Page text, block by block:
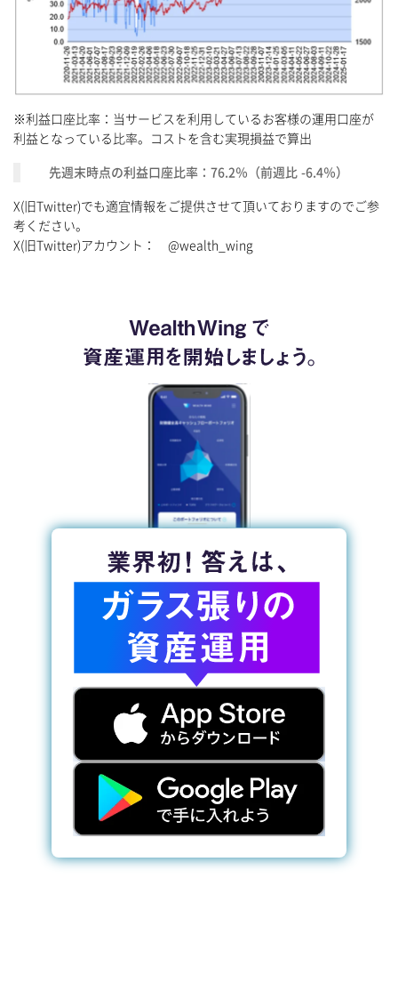
※利益口座比率：当サービスを利用しているお客様の運用口座が
利益となっている比率。コストを含む実現損益で算出
先週末時点の利益口座比率：76.2％（前週比 -6.4％）
X(旧Twitter)でも適宜情報をご提供させて頂いておりますのでご参
考ください。
X(旧Twitter)アカウント： @wealth_wing